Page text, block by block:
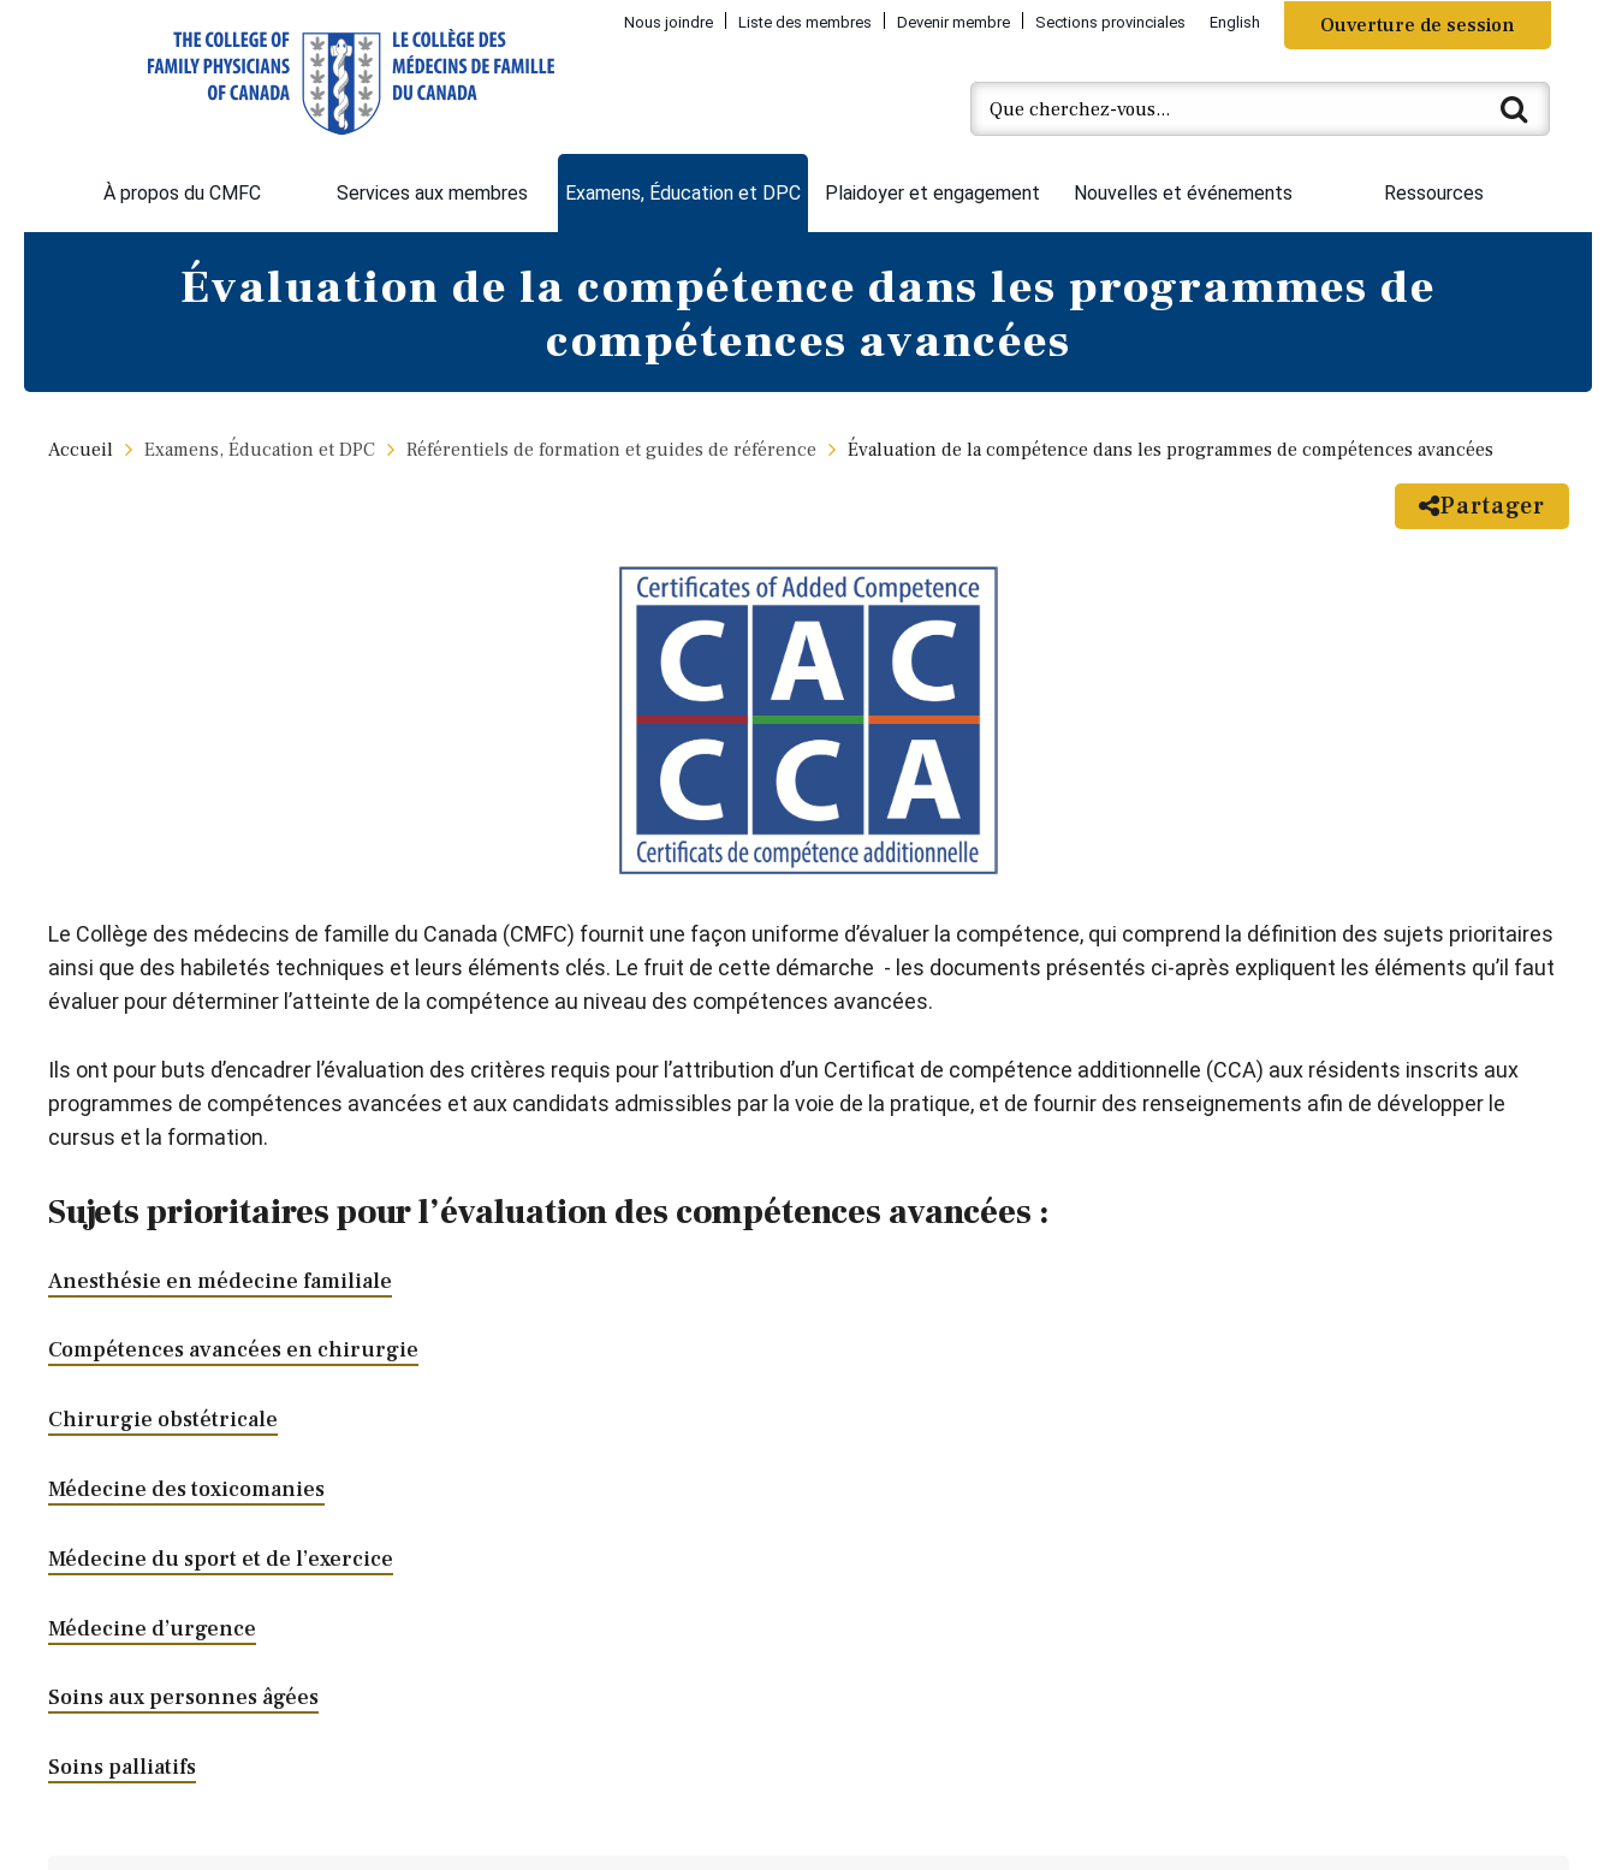
Nous joindre Liste des membres Devenir membre Sections provinciales English Ouverture de session
À propos du CMFC Services aux membres Examens, Éducation et DPC Plaidoyer et engagement Nouvelles et événements Ressources
Évaluation de la compétence dans les programmes de
compétences avancées
Accueil Examens, Éducation et DPC Référentiels de formation et guides de référence Évaluation de la compétence dans les programmes de compétences avancées
Partager
Le Collège des médecins de famille du Canada (CMFC) fournit une façon uniforme d’évaluer la compétence, qui comprend la définition des sujets prioritaires
ainsi que des habiletés techniques et leurs éléments clés. Le fruit de cette démarche - les documents présentés ci-après expliquent les éléments qu’il faut
évaluer pour déterminer l’atteinte de la compétence au niveau des compétences avancées.
Ils ont pour buts d’encadrer l’évaluation des critères requis pour l’attribution d’un Certificat de compétence additionnelle (CCA) aux résidents inscrits aux
programmes de compétences avancées et aux candidats admissibles par la voie de la pratique, et de fournir des renseignements afin de développer le
cursus et la formation.
Sujets prioritaires pour l’évaluation des compétences avancées :
Anesthésie en médecine familiale
Compétences avancées en chirurgie
Chirurgie obstétricale
Médecine des toxicomanies
Médecine du sport et de l’exercice
Médecine d’urgence
Soins aux personnes âgées
Soins palliatifs